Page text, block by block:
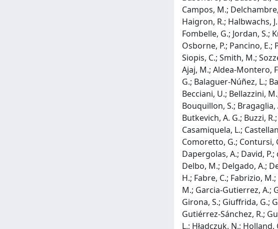
Campos, M.;
Haigron, R.; Halbwachs,
Fombelle, G.; Jordan, S.;
Osborne, P.; Pancino, E.;
Siopis, C.; Smith, M.;
Ajaj, M.; Aldea-Montero,
G.; Balaguer-Núñez, L.;
Becciani, U.; Bellazzini,
Bouquillon, S.; Bragaglia,
Butkevich, A. G.; Buzzi,
Casamiquela, L.;
Comoretto, G.; Contursi,
Dapergolas, A.; David, P.;
Delbo, M.; Delgado, A.;
H.; Fabre, C.; Fabrizio,
M.; Garcia-Gutierrez, A.;
Girona, S.; Giuffrida, G.;
Gutiérrez-Sánchez, R.;
L.; Hładczuk, N.;